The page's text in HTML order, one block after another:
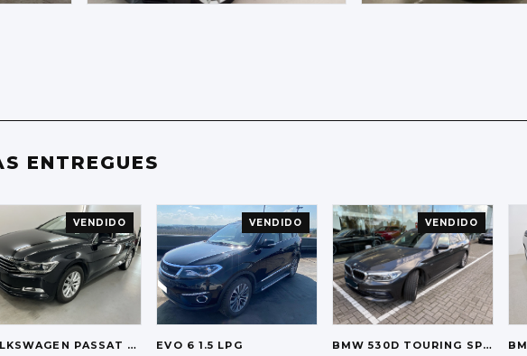
ENTREGUES
VENDIDO
PASSAT VARIANT 1.5 TSI COMFORTLINE
VENDIDO
EVO 6 1.5 LPG
VENDIDO
BMW 530D TOURING SPORT-LINE